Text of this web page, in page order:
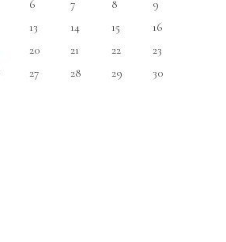
6 7 8
9
13 14 15
16
20 21 22
23
27 28 29
30